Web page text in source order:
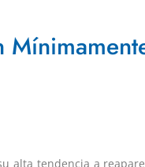
alta tendencia a